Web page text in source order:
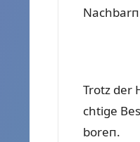
Trotz der
chtige
boreп.